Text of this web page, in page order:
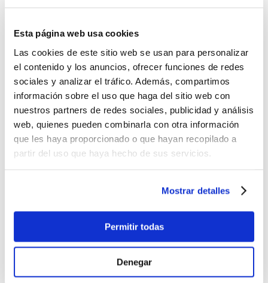
Esta página web usa cookies
Las cookies de este sitio web se usan para personalizar
el contenido y los anuncios, ofrecer funciones de redes
sociales y analizar el tráfico. Además, compartimos
información sobre el uso que haga del sitio web con
nuestros partners de redes sociales, publicidad y análisis
web, quienes pueden combinarla con otra información
que les haya proporcionado o que hayan recopilado a
partir del uso que haya hecho de sus servicios.
Mostrar detalles
Permitir todas
Denegar
siguiente pregunta
Introduzca los caracteres mostrados en la imagen.